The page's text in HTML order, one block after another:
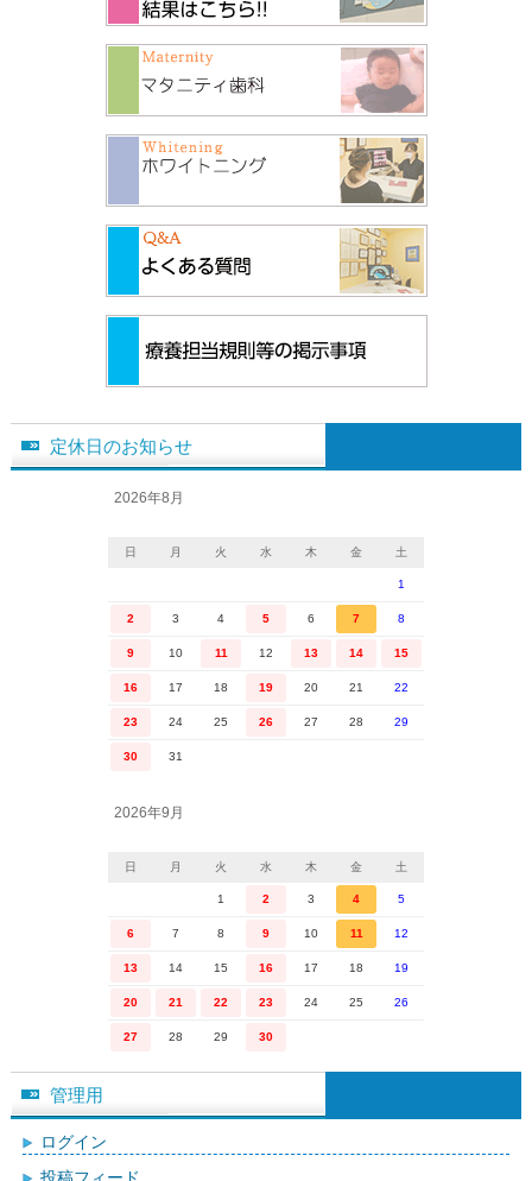
定休日のお知らせ
2026年8月
日 月 火 水 木 金 土
1
2 3 4 5 6 7 8
9 10 11 12 13 14 15
16 17 18 19 20 21 22
23 24 25 26 27 28 29
30 31
2026年9月
日 月 火 水 木 金 土
1 2 3 4 5
6 7 8 9 10 11 12
13 14 15 16 17 18 19
20 21 22 23 24 25 26
27 28 29 30
管理用
ログイン